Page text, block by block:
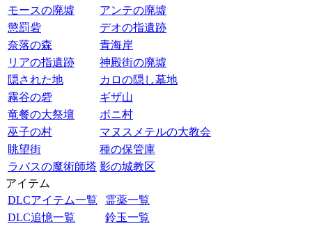
モースの廃墟
アンテの廃墟
懲罰砦
デオの指遺跡
奈落の森
青海岸
リアの指遺跡
神殿街の廃墟
隠された地
カロの隠し墓地
霧谷の砦
ギザ山
竜餐の大祭壇
ボニ村
巫子の村
マヌスメテルの大教会
眺望街
種の保管庫
ラバスの魔術師塔 影の城教区
アイテム
DLCアイテム一覧
霊薬一覧
DLC追憶一覧
鈴玉一覧